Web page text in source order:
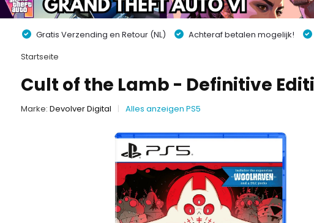
Gratis Verzending en Retour (NL) Achteraf betalen mogelijk!
Startseite
Cult of the Lamb - Definitive
Marke: Devolver Digital Alles anzeigen PS5